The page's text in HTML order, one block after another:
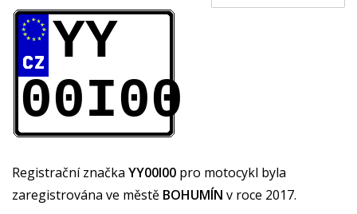
YY
00I00
Registrační značka YY00I00 pro motocykl byla
zaregistrována ve městě BOHUMÍN v roce 2017.